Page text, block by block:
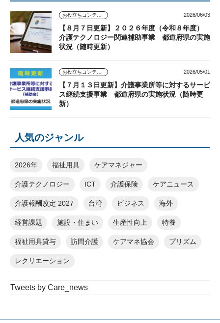
2026/06/03
【８月７日更新】２０２６年度（令和８年度）
介護テクノロジー関連補助事業 都道府県の実施
状況（随時更新）
2026/05/01
【７月１３日更新】介護事業所等に対するサービ
ス継続支援事業 都道府県の実施状況（随時更
新）
人気のジャンル
2026年 福祉用具 ケアマネジャー
介護テクノロジー ICT 介護保険 ケアニュース
介護報酬改定 2027 台湾 ビジネス 海外
経営課題 施設・住まい 生産性向上 特養
福祉用具貸与 訪問介護 ケアマネ協会 プリズム
レクリエーション
Tweets by Care_news